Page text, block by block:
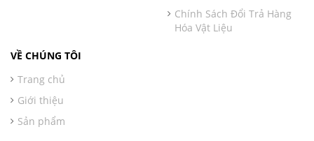
Chính Sách Đổi Trả Hàng
Hóa Vật Liệu
VỀ CHÚNG TÔI
Trang chủ
Giới thiệu
Sản phẩm